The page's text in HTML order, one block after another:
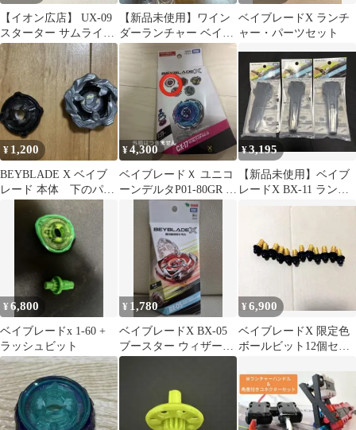
【イオン広店】 UX-09
スターター サムライセ
イバー2-70L ベイブレ
ードX BEYBLADE X
【724】
【新品未使用】ワイン
ダーランチャー ベイブ
レードX
ベイブレードX ランチ
ャー・パーツセット
¥ 1,200
BEYBLADE X ベイブ
レード 本体 下のパー
¥4,300
ベイブレードＸ ユニコ
ーンデルタP01-80GR ベ
イコード未使用
¥3,195
【新品未使用】ベイブ
レードX BX-11 ランチ
ャーグリップ 3点セッ
¥6,800
ベイブレードx 1-60 +
ラッシュビット
¥ 1,780
ベイブレードX BX-05
ブースター ウィザード
アロー 4-80B
¥6,900
ベイブレードX 限定色
ボールビット12個セッ